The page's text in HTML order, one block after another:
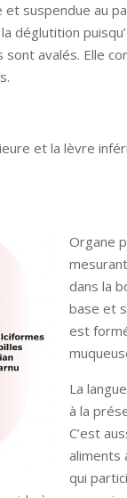
suspendue au
déglutition
avalés. Elle
et la lèvre
Organe
dans la
base et
est
La
à la
C’est
aliments
qui